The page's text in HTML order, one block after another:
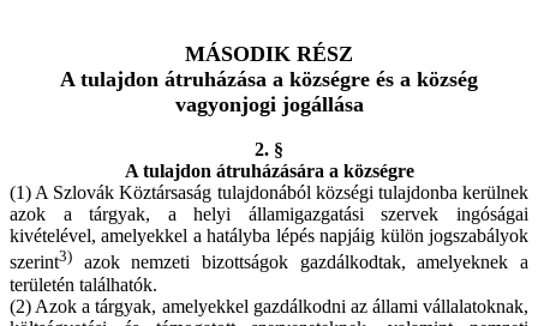
MÁSODIK RÉSZ
A tulajdon átruházása a községre és a község
vagyonjogi jogállása
2. §
A tulajdon átruházására a községre
(1) A Szlovák Köztársaság tulajdonából községi tulajdonba kerülnek
azok a tárgyak, a helyi államigazgatási szervek ingóságai
kivételével, amelyekkel a hatályba lépés napjáig külön jogszabályok
szerint3) azok nemzeti bizottságok gazdálkodtak, amelyeknek a
területén találhatók.
(2) Azok a tárgyak, amelyekkel gazdálkodni az állami vállalatoknak,